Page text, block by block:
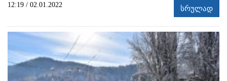
12:19 / 02.01.2022 სრულად